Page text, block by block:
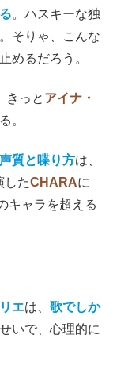
。ハスキーな独
そりゃ、こんな
めるだろう。
きっと アイナ・
。
質と喋り方は、
したCHARAに
キャラを超え る
エは、 歌でしか
いで、心理的に